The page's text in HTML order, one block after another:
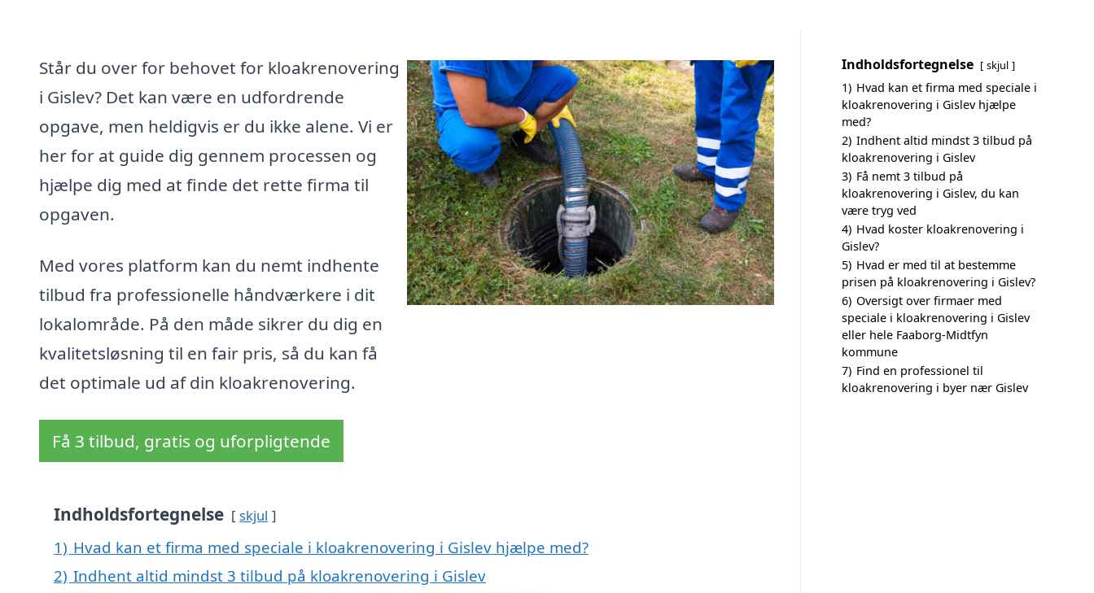
Står du over for behovet for kloakrenovering
i Gislev? Det kan være en udfordrende
opgave, men heldigvis er du ikke alene. Vi er
her for at guide dig gennem processen og
hjælpe dig med at finde det rette firma til
opgaven.
Med vores platform kan du nemt indhente
tilbud fra professionelle håndværkere i dit
lokalområde. På den måde sikrer du dig en
kvalitetsløsning til en fair pris, så du kan få
det optimale ud af din kloakrenovering.
Få 3 tilbud, gratis og uforpligtende
Indholdsfortegnelse skjul
1) Hvad kan et firma med speciale i kloakrenovering i Gislev hjælpe med?
2) Indhent altid mindst 3 tilbud på kloakrenovering i Gislev
Indholdsfortegnelse skjul
1) Hvad kan et firma med speciale i
kloakrenovering i Gislev hjælpe
med?
2) Indhent altid mindst 3 tilbud på
kloakrenovering i Gislev
3) Få nemt 3 tilbud på
kloakrenovering i Gislev, du kan
være tryg ved
4) Hvad koster kloakrenovering i
Gislev?
5) Hvad er med til at bestemme
prisen på kloakrenovering i Gislev?
6) Oversigt over firmaer med
speciale i kloakrenovering i Gislev
eller hele Faaborg-Midtfyn
kommune
7) Find en professionel til
kloakrenovering i byer nær Gislev